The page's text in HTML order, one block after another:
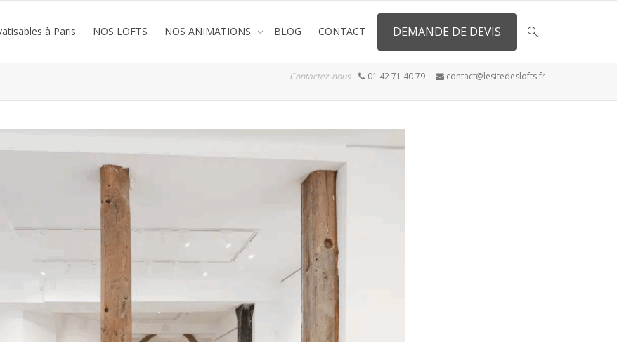
à Paris NOS LOFTS NOS ANIMATIONS BLOG CONTACT DEMANDE DE DEVIS
Contactez-nous 01 42 71 40 79 contact@lesitedeslofts.fr